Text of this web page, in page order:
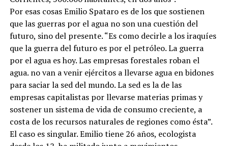
Por esas cosas Emilio Spataro es de los que sostienen
que las guerras por el agua no son una cuestión del
futuro, sino del presente. “Es como decirle a los iraquíes
que la guerra del futuro es por el petróleo. La guerra
por el agua es hoy. Las empresas forestales roban el
agua. no van a venir ejércitos a llevarse agua en bidones
para saciar la sed del mundo. La sed es la de las
empresas capitalistas por llevarse materias primas y
sostener un sistema de vida de consumo creciente, a
costa de los recursos naturales de regiones como ésta”.
El caso es singular. Emilio tiene 26 años, ecologista